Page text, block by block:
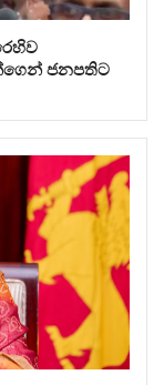
ජනපතිට